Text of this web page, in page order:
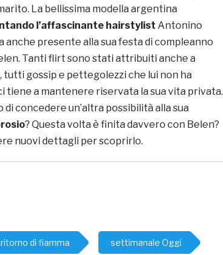
La bellissima modella argentina
l’affascinante hairstylist Antonino
anche presente alla sua festa di compleanno
Tanti flirt sono stati attribuiti anche a
tutti gossip e pettegolezzi che lui non ha
tiene a mantenere riservata la sua vita privata.
concedere un’altra possibilità alla sua
? Questa volta è finita davvero con Belen?
nuovi dettagli per scoprirlo.
ritorno di fiamma settimanale Oggi